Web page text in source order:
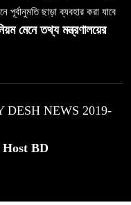
ছাড়া ব্যবহার করা যাবে
মেনে তথ্য মন্ত্রণালয়ের
NEWS 2019-
Host BD